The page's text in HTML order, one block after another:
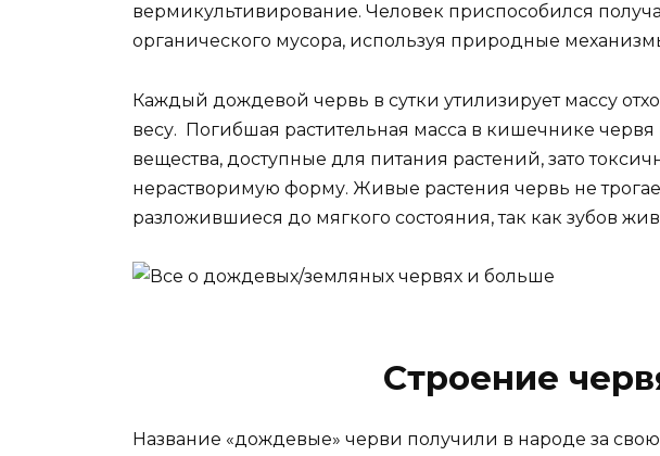
вермикультивирование. Человек приспособился
органического мусора, используя природные
Каждый дождевой червь в сутки утилизирует массу
весу. Погибшая растительная масса в кишечнике червя
вещества, доступные для питания растений, зато
нерастворимую форму. Живые растения червь не
разложившиеся до мягкого состояния, так как зубов
Строение
Название «дождевые» черви получили в народе за